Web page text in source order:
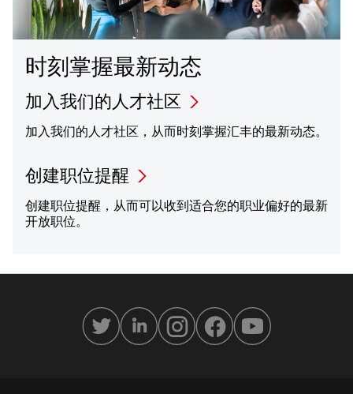
时刻掌握最新动态
加入我们的人才社区
加入我们的人才社区，从而时刻掌握汇丰的最新动态。
创建职位提醒
创建职位提醒，从而可以收到适合您的职业偏好的最新
开放职位。